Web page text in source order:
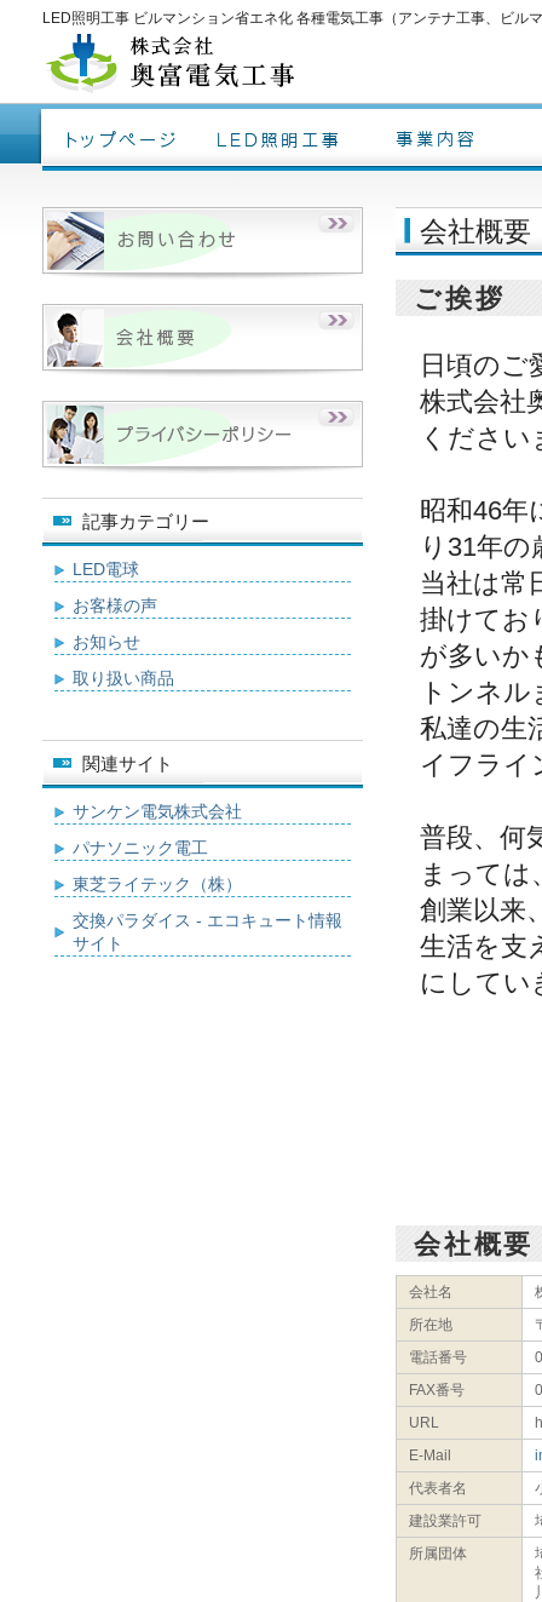
LED照明工事 ビルマンション省エネ化 各種電気工事（アンテナ工事、ビ
会社概要
ご挨拶
日頃のご
株式会社
ください
昭和46年
り31年
当社は常
掛けてお
が多いか
トンネ
私達の生
イフライ
普段、何
まっては
創業以来
生活を支
にしてい
会社概要
会社名
所在地
電話番号
FAX番号
URL
E-Mail
代表者名
建設業許可
所属団体
記事カテゴリー
LED電球
お客様の声
お知らせ
取り扱い商品
関連サイト
サンケン電気株式会社
パナソニック電工
東芝ライテック（株）
交換パラダイス - エコキュート情報
サイト